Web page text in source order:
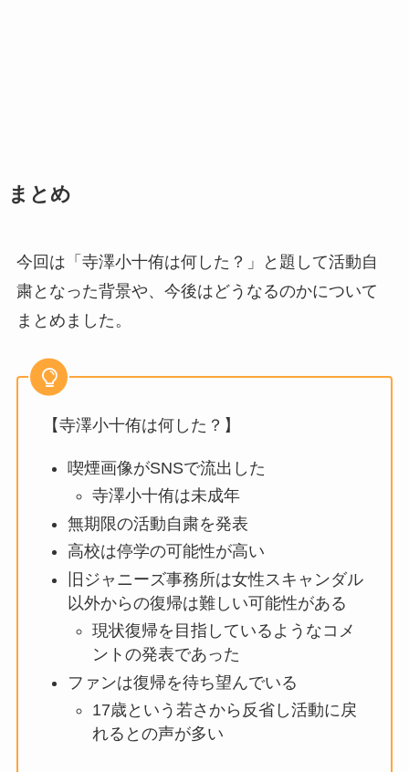
まとめ
今回は「寺澤小十侑は何した？」と題して活動自
粛となった背景や、今後はどうなるのかについて
まとめました。
【寺澤小十侑は何した？】
喫煙画像がSNSで流出した
寺澤小十侑は未成年
無期限の活動自粛を発表
高校は停学の可能性が高い
旧ジャニーズ事務所は女性スキャンダル
以外からの復帰は難しい可能性がある
現状復帰を目指しているようなコメ
ントの発表であった
ファンは復帰を待ち望んでいる
17歳という若さから反省し活動に戻
れるとの声が多い